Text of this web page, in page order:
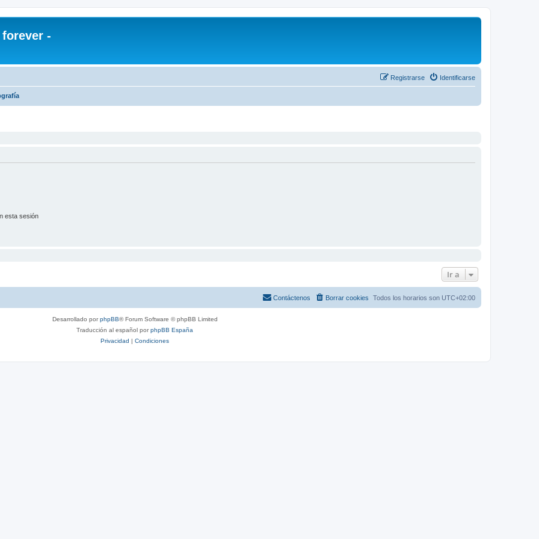
forever -
Identificarse
Registrarse
esta sesión
Ir a
Todos los horarios son UTC+02:00
Borrar cookies
Contáctenos
Desarrollado porphpBB® Forum Software © phpBB Limited
Traducción al español porphpBB España
Privacidad | Condiciones